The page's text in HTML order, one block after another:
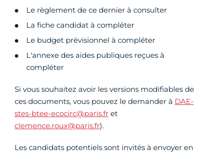
Le règlement de ce dernier à consulter
La fiche candidat à compléter
Le budget prévisionnel à compléter
L'annexe des aides publiques reçues à
compléter
Si vous souhaitez avoir les versions modifiables de
ces documents, vous pouvez le demander à DAE-
stes-btee-ecocirc@paris.fr et
clemence.roux@paris.fr).
Les candidats potentiels sont invités à envoyer en